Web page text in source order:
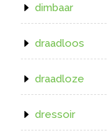
dimbaar
draadloos
draadloze
dressoir